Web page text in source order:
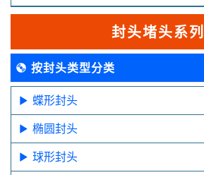
封头堵头系列
按封头类型分类
蝶形封头
椭圆封头
球形封头